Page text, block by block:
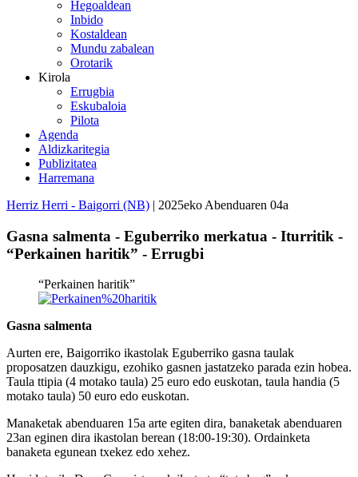
Hegoaldean
Inbido
Kostaldean
Mundu zabalean
Orotarik
Kirola
Errugbia
Eskubaloia
Pilota
Agenda
Aldizkaritegia
Publizitatea
Harremana
Herriz Herri - Baigorri (NB) | 2025eko Abenduaren 04a
Gasna salmenta - Eguberriko merkatua - Iturritik -
“Perkainen haritik” - Errugbi
“Perkainen haritik”
Gasna salmenta
Aurten ere, Baigorriko ikastolak Eguberriko gasna taulak
proposatzen dauzkigu, ezohiko gasnen jastatzeko parada ezin hobea.
Taula ttipia (4 motako taula) 25 euro edo euskotan, taula handia (5
motako taula) 50 euro edo euskotan.
Manaketak abenduaren 15a arte egiten dira, banaketak abenduaren
23an eginen dira ikastolan berean (18:00-19:30). Ordainketa
banaketa egunean txekez edo xehez.